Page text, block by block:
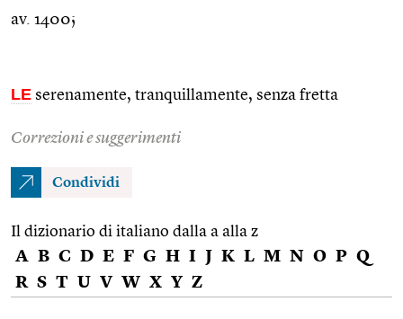
av. 1400;
LE serenamente, tranquillamente, senza fretta
Correzioni e suggerimenti
Condividi
Il dizionario di italiano dalla a alla z
A B C D E F G H I J K L M N O P Q
R S T U V W X Y Z